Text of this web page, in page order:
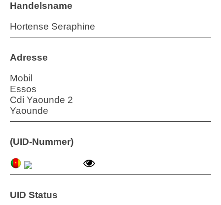
Handelsname
Hortense Seraphine
Adresse
Mobil
Essos
Cdi Yaounde 2
Yaounde
(UID-Nummer)
UID Status